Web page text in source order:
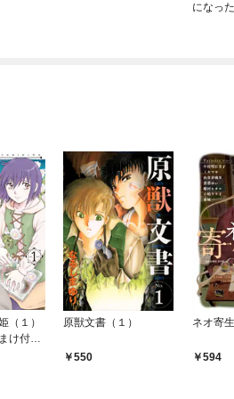
になった
（１）
け付
原獣文書（１）
550
ネオ寄
594